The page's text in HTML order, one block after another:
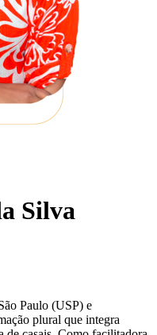
Silva
Paulo (USP) e
plural que integra